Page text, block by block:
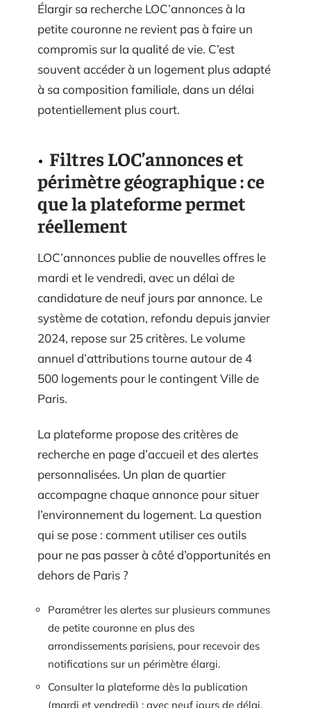
Élargir sa recherche LOC’annonces à la
petite couronne ne revient pas à faire un
compromis sur la qualité de vie. C’est
souvent accéder à un logement plus adapté
à sa composition familiale, dans un délai
potentiellement plus court.
Filtres LOC’annonces et
périmètre géographique : ce
que la plateforme permet
réellement
LOC’annonces publie de nouvelles offres le
mardi et le vendredi, avec un délai de
candidature de neuf jours par annonce. Le
système de cotation, refondu depuis janvier
2024, repose sur 25 critères. Le volume
annuel d’attributions tourne autour de 4
500 logements pour le contingent Ville de
Paris.
La plateforme propose des critères de
recherche en page d’accueil et des alertes
personnalisées. Un plan de quartier
accompagne chaque annonce pour situer
l’environnement du logement. La question
qui se pose : comment utiliser ces outils
pour ne pas passer à côté d’opportunités en
dehors de Paris ?
Paramétrer les alertes sur plusieurs communes
de petite couronne en plus des
arrondissements parisiens, pour recevoir des
notifications sur un périmètre élargi.
Consulter la plateforme dès la publication
(mardi et vendredi) : avec neuf jours de délai,